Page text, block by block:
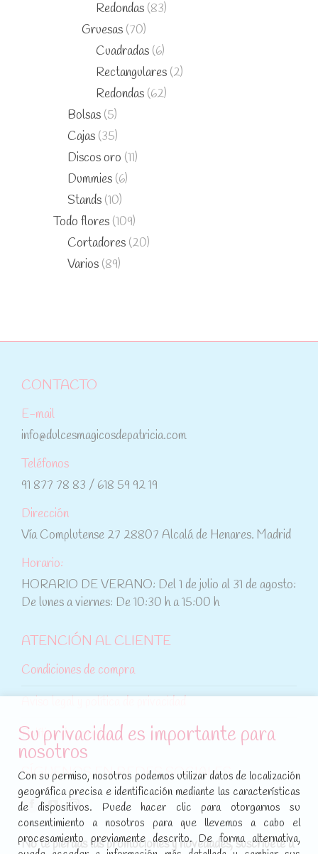
Redondas (83)
Gruesas (70)
Cuadradas (6)
Rectangulares (2)
Redondas (62)
Bolsas (5)
Cajas (35)
Discos oro (11)
Dummies (6)
Stands (10)
Todo flores (109)
Cortadores (20)
Varios (89)
CONTACTO
E-mail
info@dulcesmagicosdepatricia.com
Teléfonos
91 877 78 83 / 618 59 92 19
Dirección
Vía Complutense 27 28807 Alcalá de Henares. Madrid
Horario:
HORARIO DE VERANO: Del 1 de julio al 31 de agosto:
De lunes a viernes: De 10:30 h a 15:00 h
ATENCIÓN AL CLIENTE
Condiciones de compra
Política de cookies
SÍGUENOS EN REDES SOCIALES
Encuéntranos en:
Facebook
page
opens
YouTube
page
opens
Instagram
page
opens
No te pierdas las promociones y novedades, suscríbete a
Su privacidad es importante para
nosotros
Con su permiso, nosotros podemos utilizar datos de localización
geográfica precisa e identificación mediante las características
de dispositivos. Puede hacer clic para otorgarnos su
consentimiento a nosotros para que llevemos a cabo el
procesamiento previamente descrito. De forma alternativa,